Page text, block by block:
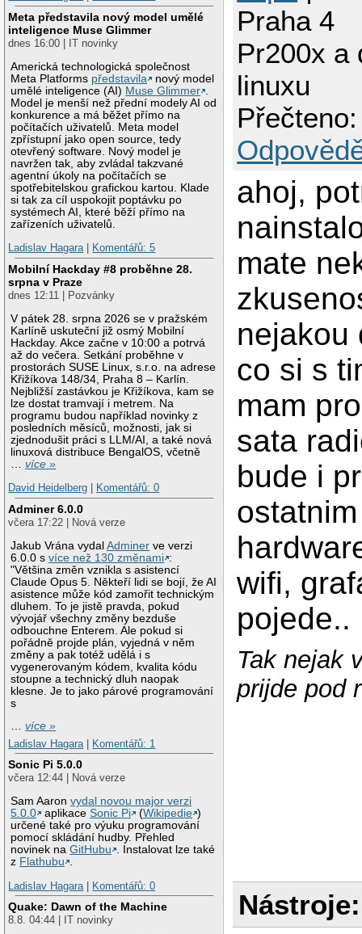
Meta představila nový model umělé
inteligence Muse Glimmer
dnes 16:00 | IT novinky
Americká technologická společnost
Meta Platforms představila
nový model
umělé inteligence (AI) Muse Glimmer
Model je menší než přední modely AI od
konkurence a má běžet přímo na
počítačích uživatelů. Meta model
zpřístupní jako open source, tedy
otevřený software. Nový model je
navržen tak, aby zvládal takzvané
agentní úkoly na počítačích se
spotřebitelskou grafickou kartou. Klade
si tak za cíl uspokojit poptávku po
systémech AI, které běží přímo na
zařízeních uživatelů.
Ladislav Hagara| Komentářů: 5
Mobilní Hackday #8 proběhne 28.
srpna v Praze
dnes 12:11 | Pozvánky
V pátek 28. srpna 2026 se v pražském
Karlíně uskuteční již osmý Mobilní
Hackday. Akce začne v 10:00 a potrvá
až do večera. Setkání proběhne v
prostorách SUSE Linux, s.r.o. na adrese
Křižíkova 148/34, Praha 8 – Karlín.
Nejbližší zastávkou je Křižíkova, kam se
lze dostat tramvají i metrem. Na
programu budou například novinky z
posledních měsíců, možnosti, jak si
zjednodušit práci s LLM/AI, a také nová
linuxová distribuce BengalOS, včetně
…více »
David Heidelberg
Komentářů: 0
Adminer 6.0.0
včera 17:22 | Nová verze
Jakub Vrána vydalAdminer ve verzi
6.0.0 svíce než 130 změnami :
"Většina změn vznikla s asistencí
Claude Opus 5. Někteří lidi se bojí, že AI
asistence může kód zamořit technickým
dluhem. To je jistě pravda, pokud
vývojář všechny změny bezduše
odbouchne Enterem. Ale pokud si
pořádně projde plán, vyjedná v něm
změny a pak totéž udělá i s
vygenerovaným kódem, kvalita kódu
stoupne a technický dluh naopak
klesne. Je to jako párové programování
s
…více »
Ladislav Hagara
Komentářů: 1
Sonic Pi 5.0.0
včera 12:44 | Nová verze
Sam Aaronvydal novou major verzi
5.0.0
aplikaceSonic Pi (Wikipedie )
určené také pro výuku programování
pomocí skládání hudby. Přehled
novinek naGitHubu . Instalovat lze také
z Flathubu .
Ladislav Hagara | Komentářů: 0
Quake: Dawn of the Machine
8.8. 04:44 | IT novinky
Praha 4
Pr200x a
linuxu
ahoj,
mate
nejakou
co si s
mam
sata
bude i
ostatnim
wifi,
pojede..
Tak nejak
prijde pod
Nástroje: